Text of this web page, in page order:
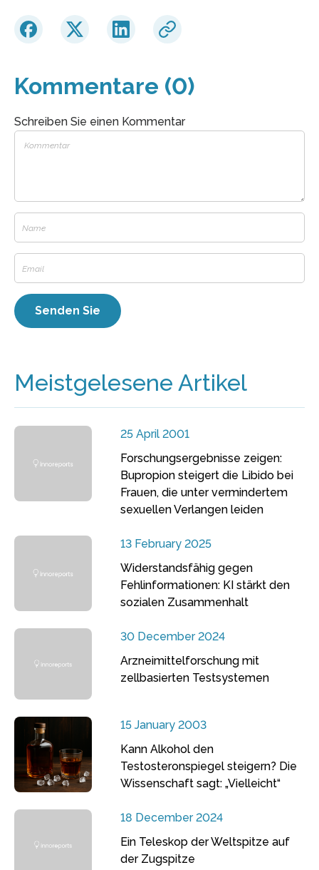
Kommentare (0)
Schreiben Sie einen Kommentar
Meistgelesene Artikel
25 April 2001
Forschungsergebnisse zeigen:
Bupropion steigert die Libido bei
Frauen, die unter vermindertem
sexuellen Verlangen leiden
13 February 2025
Widerstandsfähig gegen
Fehlinformationen: KI stärkt den
sozialen Zusammenhalt
30 December 2024
Arzneimittelforschung mit
zellbasierten Testsystemen
15 January 2003
Kann Alkohol den
Testosteronspiegel steigern? Die
Wissenschaft sagt: „Vielleicht“
18 December 2024
Ein Teleskop der Weltspitze auf
der Zugspitze